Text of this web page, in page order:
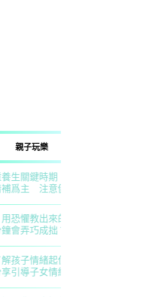
親子玩樂
鍵時期 中
注意健脾
教出來的
巧成拙？專
情緒起伏沒
子女情緒降